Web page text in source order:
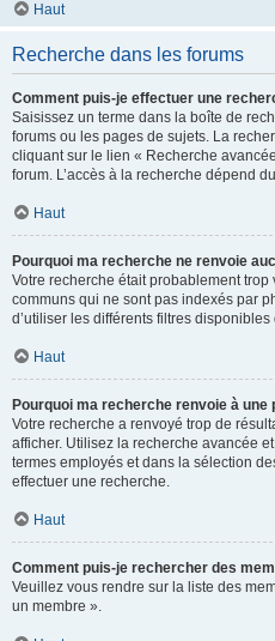
Haut
Recherche dans les forums
Comment puis-je effectuer une
Saisissez un terme dans la boîte de
forums ou les pages de sujets. La
cliquant sur le lien « Recherche
forum. L’accès à la recherche dépend
Haut
Pourquoi ma recherche ne renvoie
Votre recherche était probablement
communs qui ne sont pas indexés par
d’utiliser les différents filtres
Haut
Pourquoi ma recherche renvoie à une
Votre recherche a renvoyé trop de
afficher. Utilisez la recherche avancée
termes employés et dans la sélection
effectuer une recherche.
Haut
Comment puis-je rechercher des
Veuillez vous rendre sur la liste des
un membre ».